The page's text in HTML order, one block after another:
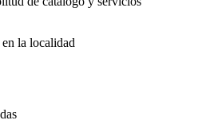
la localidad